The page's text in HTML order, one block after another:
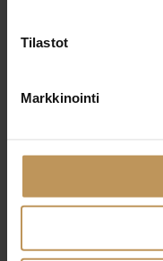
Tilastot
Markkinointi